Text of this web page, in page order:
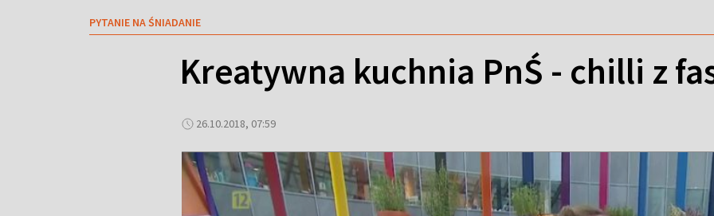
PYTANIE NA ŚNIADANIE
Kreatywna kuchnia PnŚ - chilli z
26.10.2018, 07:59